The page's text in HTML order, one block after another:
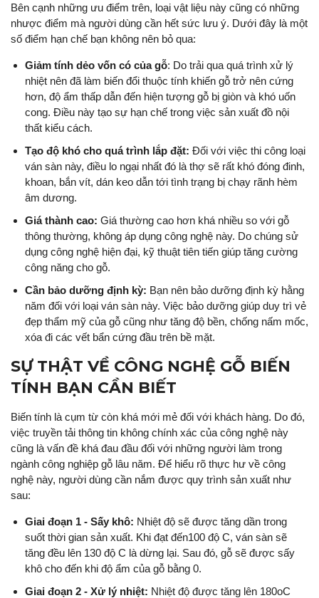
Bên cạnh những ưu điểm trên, loại vật liệu này cũng có những
nhược điểm mà người dùng cần hết sức lưu ý. Dưới đây là một
số điểm hạn chế bạn không nên bỏ qua:
Giảm tính dẻo vốn có của gỗ: Do trải qua quá trình xử lý
nhiệt nên đã làm biến đổi thuộc tính khiến gỗ trở nên cứng
hơn, độ ẩm thấp dẫn đến hiện tượng gỗ bị giòn và khó uốn
cong. Điều này tạo sự hạn chế trong việc sản xuất đồ nội
thất kiểu cách.
Tạo độ khó cho quá trình lắp đặt: Đối với việc thi công loại
ván sàn này, điều lo ngại nhất đó là thợ sẽ rất khó đóng đinh,
khoan, bắn vít, dán keo dẫn tới tình trạng bị chạy rãnh hèm
âm dương.
Giá thành cao: Giá thường cao hơn khá nhiều so với gỗ
thông thường, không áp dụng công nghệ này. Do chúng sử
dụng công nghệ hiện đại, kỹ thuật tiên tiến giúp tăng cường
công năng cho gỗ.
Cần bảo dưỡng định kỳ: Bạn nên bảo dưỡng định kỳ hằng
năm đối với loại ván sàn này. Việc bảo dưỡng giúp duy trì vẻ
đẹp thẩm mỹ của gỗ cũng như tăng độ bền, chống nấm mốc,
xóa đi các vết bẩn cứng đầu trên bề mặt.
SỰ THẬT VỀ CÔNG NGHỆ GỖ BIẾN
TÍNH BẠN CẦN BIẾT
Biến tính là cụm từ còn khá mới mẻ đối với khách hàng. Do đó,
việc truyền tải thông tin không chính xác của công nghệ này
cũng là vấn đề khá đau đầu đối với những người làm trong
ngành công nghiệp gỗ lâu năm. Để hiểu rõ thực hư về công
nghệ này, người dùng cần nắm được quy trình sản xuất như
sau:
Giai đoạn 1 - Sấy khô: Nhiệt độ sẽ được tăng dần trong
suốt thời gian sản xuất. Khi đạt đến100 độ C, ván sàn sẽ
tăng đều lên 130 độ C là dừng lại. Sau đó, gỗ sẽ được sấy
khô cho đến khi độ ẩm của gỗ bằng 0.
Giai đoạn 2 - Xử lý nhiệt: Nhiệt độ được tăng lên 180oC